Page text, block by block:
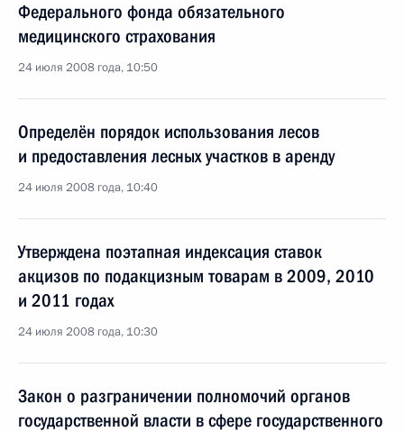
Федерального фонда обязательного
медицинского страхования
24 июля 2008 года, 10:50
Определён порядок использования лесов
и предоставления лесных участков в аренду
24 июля 2008 года, 10:40
Утверждена поэтапная индексация ставок
акцизов по подакцизным товарам в 2009, 2010
и 2011 годах
24 июля 2008 года, 10:30
Закон о разграничении полномочий органов
государственной власти в сфере государственного